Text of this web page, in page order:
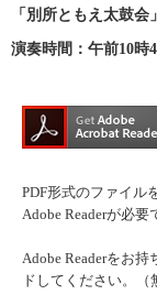
「別所ともえ太鼓
演奏時間：午前10時
PDF形式のファイル
Adobe Readerが必要
Adobe Readerをお
ドしてください。（